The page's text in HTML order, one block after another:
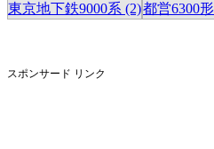
東京地下鉄9000系 (2)都営6300形
スポンサード リンク